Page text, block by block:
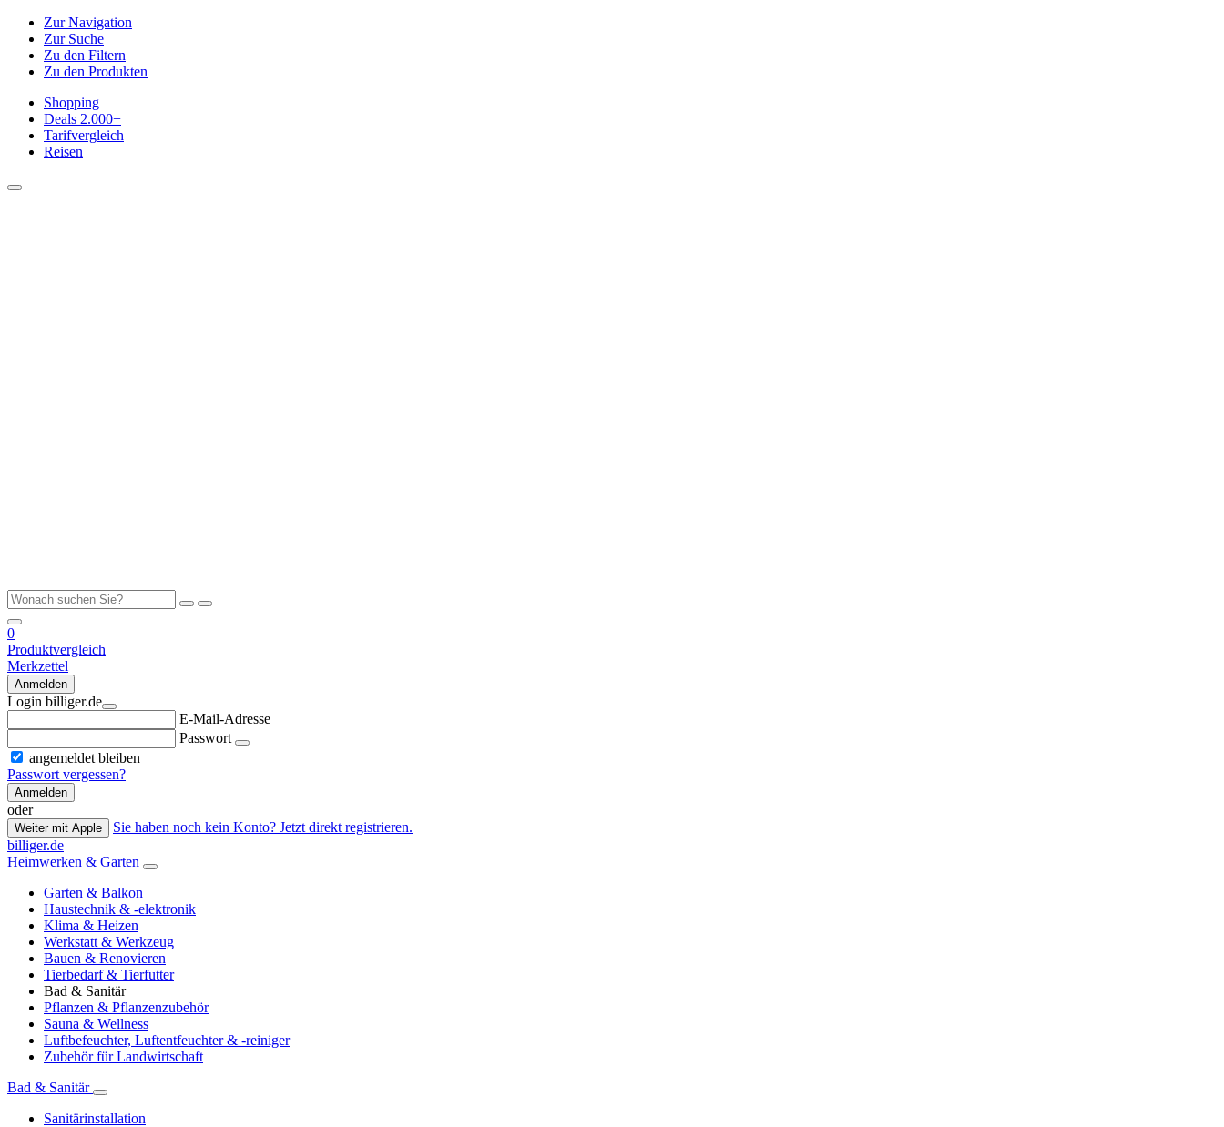
Zur Navigation
Zur Suche
Zu den Filtern
Zu den Produkten
Shopping
Deals 2.000+
Tarifvergleich
Reisen
0
Produktvergleich
Merkzettel
Anmelden
Login billiger.de
E-Mail-Adresse
Passwort
angemeldet bleiben
Passwort vergessen?
Anmelden
oder
Weiter mit Apple
Sie haben noch kein Konto? Jetzt direkt registrieren.
billiger.de
Heimwerken & Garten
Garten & Balkon
Haustechnik & -elektronik
Klima & Heizen
Werkstatt & Werkzeug
Bauen & Renovieren
Tierbedarf & Tierfutter
Bad & Sanitär
Pflanzen & Pflanzenzubehör
Sauna & Wellness
Luftbefeuchter, Luftentfeuchter & -reiniger
Zubehör für Landwirtschaft
Bad & Sanitär
Sanitärinstallation